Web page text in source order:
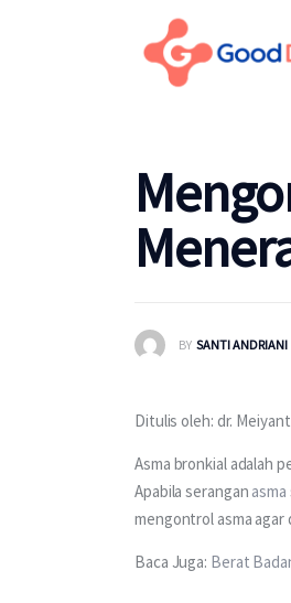
BY SANTI ANDRIANI
Ditulis oleh: dr.
Asma bronkial adalah
Apabila serangan asma
mengontrol asma agar
Baca Juga: Berat